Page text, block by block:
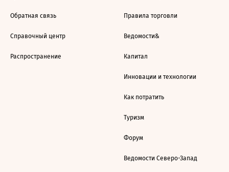
Обратная связь
Справочный центр
Распространение
Правила торговли
Ведомости&
Капитал
Инновации и технологии
Как потратить
Туризм
Форум
Ведомости Северо-Запад